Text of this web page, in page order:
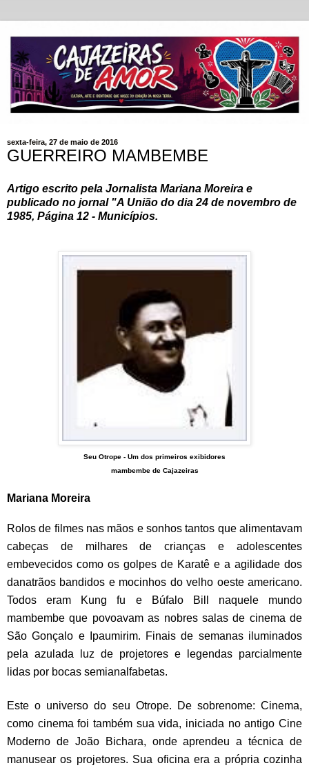
sexta-feira, 27 de maio de 2016
GUERREIRO MAMBEMBE
Artigo escrito pela Jornalista Mariana Moreira e
publicado no jornal "A União do dia 24 de novembro de
1985, Página 12 - Municípios.
Seu Otrope - Um dos primeiros exibidores
mambembe de Cajazeiras
Mariana Moreira
Rolos de filmes nas mãos e sonhos tantos que alimentavam
cabeças de milhares de crianças e adolescentes
embevecidos como os golpes de Karatê e a agilidade dos
danatrãos bandidos e mocinhos do velho oeste americano.
Todos eram Kung fu e Búfalo Bill naquele mundo
mambembe que povoavam as nobres salas de cinema de
São Gonçalo e Ipaumirim. Finais de semanas iluminados
pela azulada luz de projetores e legendas parcialmente
lidas por bocas semianalfabetas.
Este o universo do seu Otrope. De sobrenome: Cinema,
como cinema foi também sua vida, iniciada no antigo Cine
Moderno de João Bichara, onde aprendeu a técnica de
manusear os projetores. Sua oficina era a própria cozinha